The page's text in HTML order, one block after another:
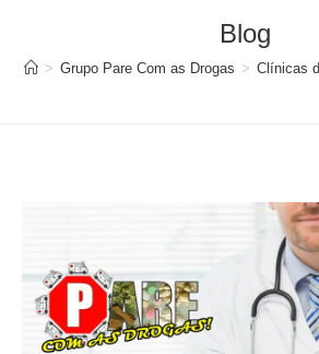
Blog
> Grupo Pare Com as Drogas > Clínicas